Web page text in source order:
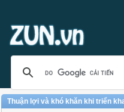
Thuận lợi và khó khăn khi triển